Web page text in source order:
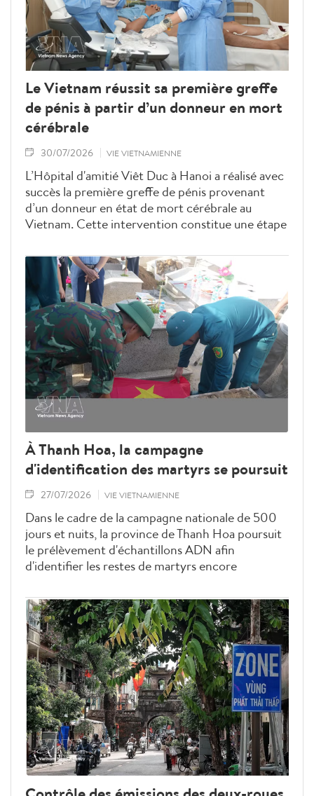
Le Vietnam réussit sa première greffe
de pénis à partir d’un donneur en mort
cérébrale
30/07/2026 VIE VIETNAMIENNE
L’Hôpital d'amitié Viêt Duc à Hanoi a réalisé avec
succès la première greffe de pénis provenant
d’un donneur en état de mort cérébrale au
Vietnam. Cette intervention constitue une étape
de tissus composites complexes et témoigne de
la maîtrise croissante des techniques
chirurgicales de pointe par les équipes médicales
vietnamiennes.
À Thanh Hoa, la campagne
d'identification des martyrs se poursuit
27/07/2026 VIE VIETNAMIENNE
Dans le cadre de la campagne nationale de 500
jours et nuits, la province de Thanh Hoa poursuit
le prélèvement d'échantillons ADN afin
d'identifier les restes de martyrs encore